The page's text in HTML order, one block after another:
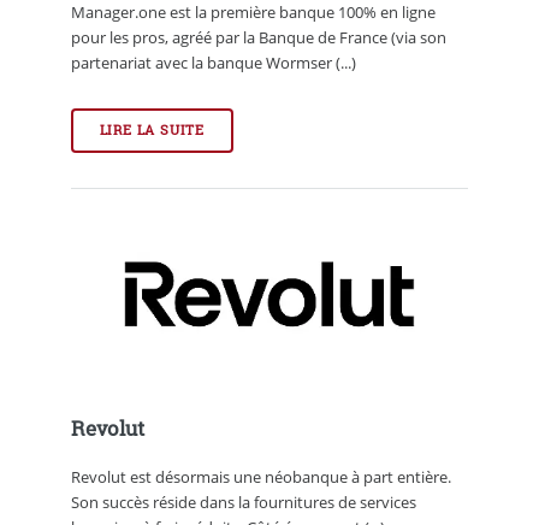
Manager.one est la première banque 100% en ligne
pour les pros, agréé par la Banque de France (via son
partenariat avec la banque Wormser (...)
LIRE LA SUITE
Revolut
Revolut est désormais une néobanque à part entière.
Son succès réside dans la fournitures de services